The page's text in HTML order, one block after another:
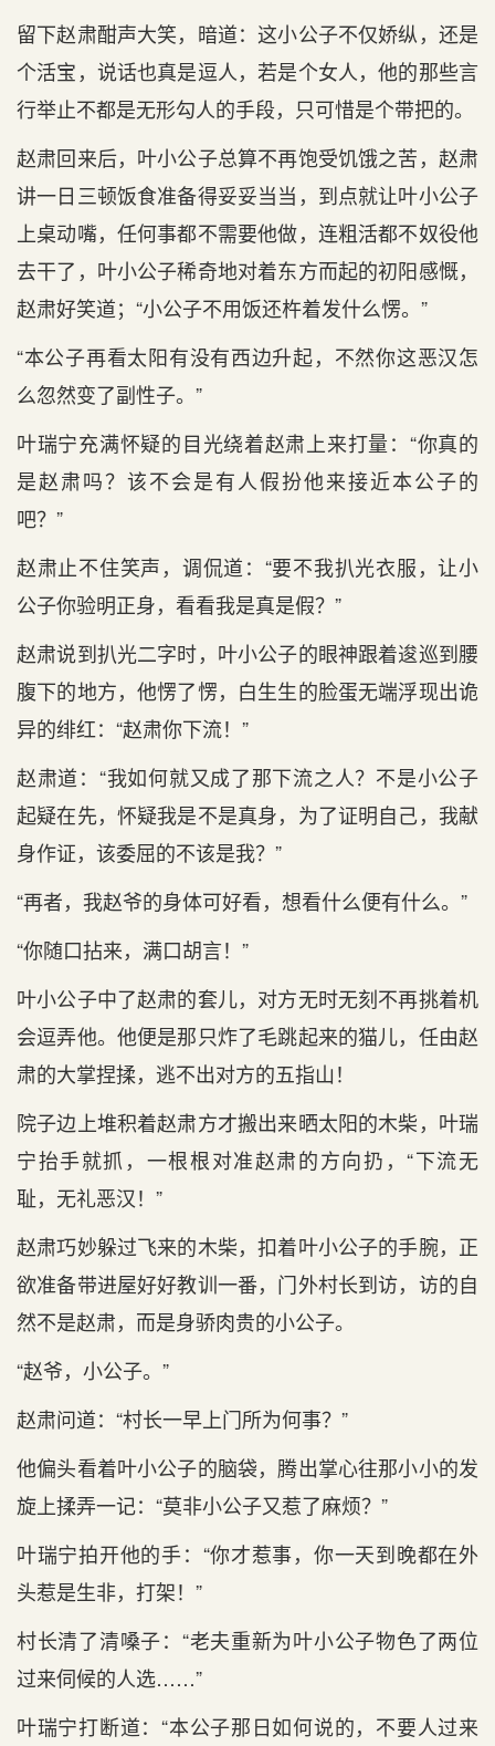
留下赵肃酣声大笑，暗道：这小公子不仅娇纵，还是
个活宝，说话也真是逗人，若是个女人，他的那些言
行举止不都是无形勾人的手段，只可惜是个带把的。
赵肃回来后，叶小公子总算不再饱受饥饿之苦，赵肃
讲一日三顿饭食准备得妥妥当当，到点就让叶小公子
上桌动嘴，任何事都不需要他做，连粗活都不奴役他
去干了，叶小公子稀奇地对着东方而起的初阳感慨，
赵肃好笑道；“小公子不用饭还杵着发什么愣。”
“本公子再看太阳有没有西边升起，不然你这恶汉怎
么忽然变了副性子。”
叶瑞宁充满怀疑的目光绕着赵肃上来打量：“你真的
是赵肃吗？该不会是有人假扮他来接近本公子的
吧？”
赵肃止不住笑声，调侃道：“要不我扒光衣服，让小
公子你验明正身，看看我是真是假？”
赵肃说到扒光二字时，叶小公子的眼神跟着逡巡到腰
腹下的地方，他愣了愣，白生生的脸蛋无端浮现出诡
异的绯红：“赵肃你下流！”
赵肃道：“我如何就又成了那下流之人？不是小公子
起疑在先，怀疑我是不是真身，为了证明自己，我献
身作证，该委屈的不该是我？”
“再者，我赵爷的身体可好看，想看什么便有什么。”
“你随口拈来，满口胡言！”
叶小公子中了赵肃的套儿，对方无时无刻不再挑着机
会逗弄他。他便是那只炸了毛跳起来的猫儿，任由赵
肃的大掌捏揉，逃不出对方的五指山！
院子边上堆积着赵肃方才搬出来晒太阳的木柴，叶瑞
宁抬手就抓，一根根对准赵肃的方向扔，“下流无
耻，无礼恶汉！”
赵肃巧妙躲过飞来的木柴，扣着叶小公子的手腕，正
欲准备带进屋好好教训一番，门外村长到访，访的自
然不是赵肃，而是身骄肉贵的小公子。
“赵爷，小公子。”
赵肃问道：“村长一早上门所为何事？”
他偏头看着叶小公子的脑袋，腾出掌心往那小小的发
旋上揉弄一记：“莫非小公子又惹了麻烦？”
叶瑞宁拍开他的手：“你才惹事，你一天到晚都在外
头惹是生非，打架！”
村长清了清嗓子：“老夫重新为叶小公子物色了两位
过来伺候的人选……”
叶瑞宁打断道：“本公子那日如何说的，不要人过来